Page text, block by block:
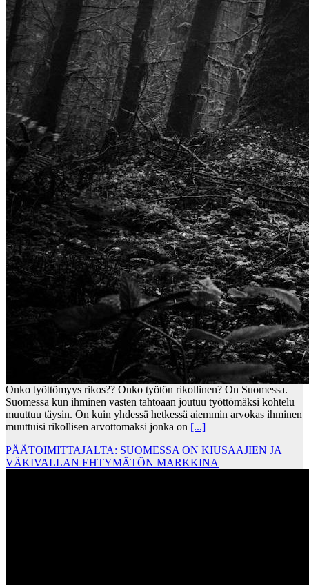
Onko työttömyys rikos?? Onko työtön rikollinen? On Suomessa.
Suomessa kun ihminen vasten tahtoaan joutuu työttömäksi kohtelu
muuttuu täysin. On kuin yhdessä hetkessä aiemmin arvokas ihminen
muuttuisi rikollisen arvottomaksi jonka on [...]
PÄÄTOIMITTAJALTA: SUOMESSA ON KIUSAAJIEN JA
VÄKIVALLAN EHTYMÄTÖN MARKKINA